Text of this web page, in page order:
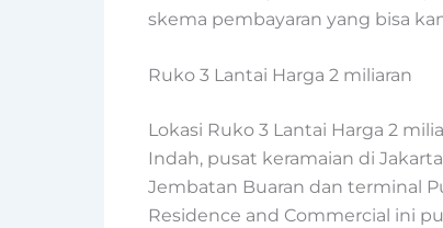
skema pembayaran yang bisa
Ruko 3 Lantai Harga 2 miliaran
Lokasi Ruko 3 Lantai Harga 2
Indah, pusat keramaian di
Jembatan Buaran dan terminal
Residence and Commercial ini